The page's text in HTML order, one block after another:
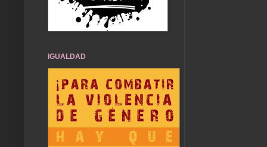
IGUALDAD